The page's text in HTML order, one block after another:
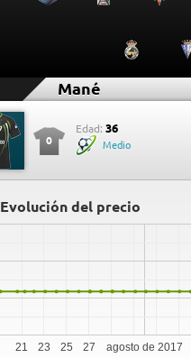
Mané
0
Edad: 36
Medio
Evolución del precio
agosto de 2017
21 23 25 27